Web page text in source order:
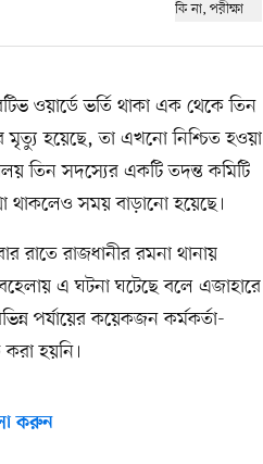
ওয়ার্ডে ভর্তি থাকা এক থেকে তিন
হয়েছে, তা এখনো নিশ্চিত হওয়া
তিন সদস্যের একটি তদন্ত কমিটি
থাকলেও সময় বাড়ানো হয়েছে।
রাতে রাজধানীর রমনা থানায়
এ ঘটনা ঘটেছে বলে এজাহারে
পর্যায়ের কয়েকজন কর্মকর্তা-
হয়নি।
করুন